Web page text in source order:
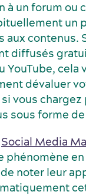
à un forum ou
un
aux contenus.
diffusés
YouTube, cela
dévaluer
vous chargez
sous forme
Social Media
phénomène
noter leur